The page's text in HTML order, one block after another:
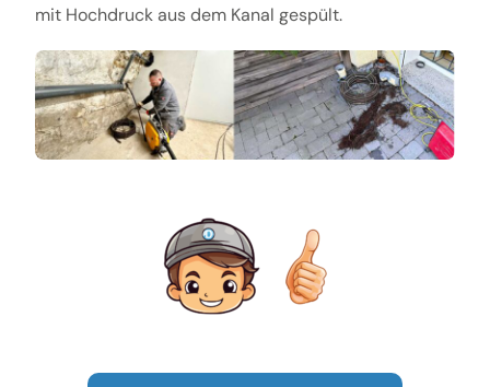
mit Hochdruck aus dem Kanal gespült.